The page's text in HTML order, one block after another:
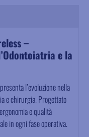
–
e la
l’evoluzione nella
e chirurgia. Progettato
e qualità
in ogni fase operativa.